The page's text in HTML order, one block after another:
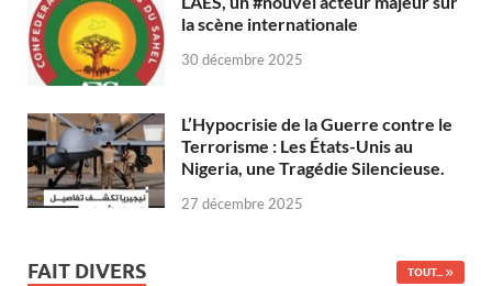
la scène internationale
30 décembre 2025
L’Hypocrisie de la Guerre contre le
Terrorisme : Les États-Unis au
Nigeria, une Tragédie Silencieuse.
27 décembre 2025
FAIT DIVERS TOUT...